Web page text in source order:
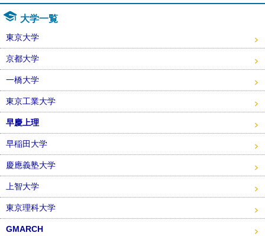
大学一覧
東京大学
京都大学
一橋大学
東京工業大学
早慶上理
早稲田大学
慶應義塾大学
上智大学
東京理科大学
GMARCH